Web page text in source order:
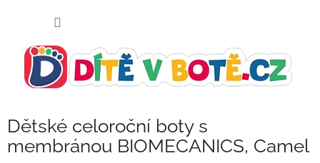
Dětské celoroční boty s
membránou BIOMECANICS, Camel